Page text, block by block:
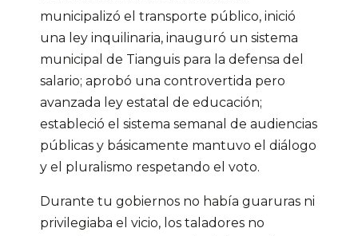
municipalizó el transporte público, inició
una ley inquilinaria, inauguró un sistema
municipal de Tianguis para la defensa del
salario; aprobó una controvertida pero
avanzada ley estatal de educación;
estableció el sistema semanal de audiencias
públicas y básicamente mantuvo el diálogo
y el pluralismo respetando el voto.
Durante tu gobiernos no había guaruras ni
privilegiaba el vicio, los taladores no